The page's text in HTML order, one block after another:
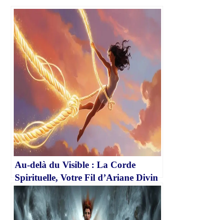
Au-delà du Visible : La Corde
Spirituelle, Votre Fil d’Ariane Divin